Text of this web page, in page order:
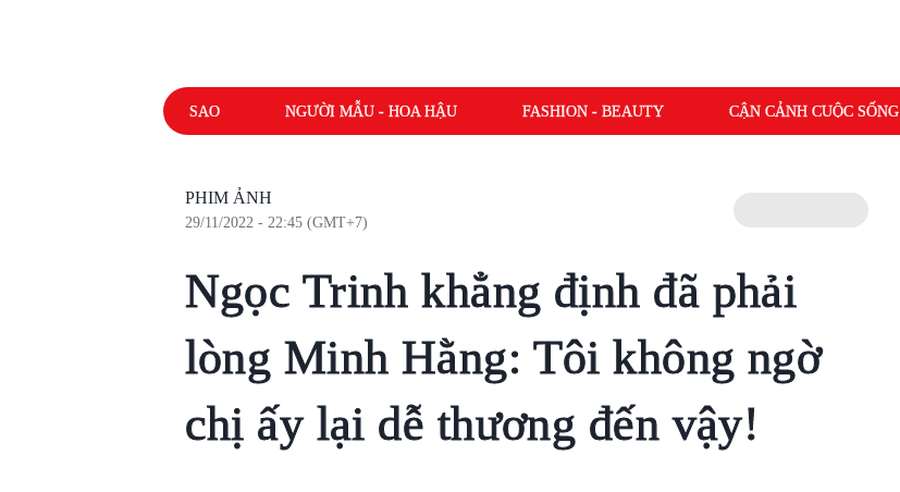
SAO NGƯỜI MẪU - HOA HẬU FASHION - BEAUTY CẬN CẢNH CUỘC SỐNG
PHIM ẢNH
29/11/2022 - 22:45 (GMT+7)
Ngọc Trinh khẳng định đã phải
lòng Minh Hằng: Tôi không ngờ
chị ấy lại dễ thương đến vậy!